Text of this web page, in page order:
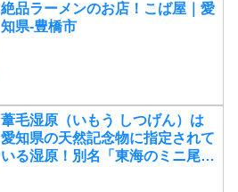
絶品ラーメンのお店！こば屋｜愛
知県-豊橋市
葦毛湿原（いもう しつげん）は
愛知県の天然記念物に指定されて
いる湿原！別名「東海のミニ尾